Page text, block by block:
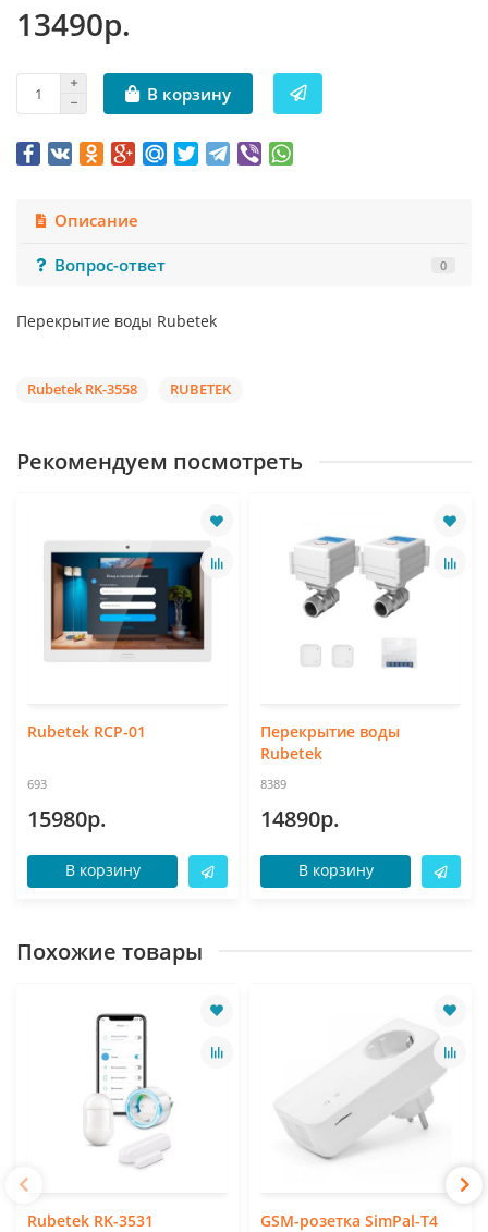
13490р.
В корзину
Описание
Вопрос-ответ
0
Перекрытие воды Rubetek
Rubetek RK-3558 RUBETEK
Рекомендуем посмотреть
Rubetek RCP-01
693
15980р.
В корзину
Перекрытие воды
Rubetek
8389
14890р.
В корзину
Похожие товары
Rubetek RK-3531 GSM-розетка SimPal-T4